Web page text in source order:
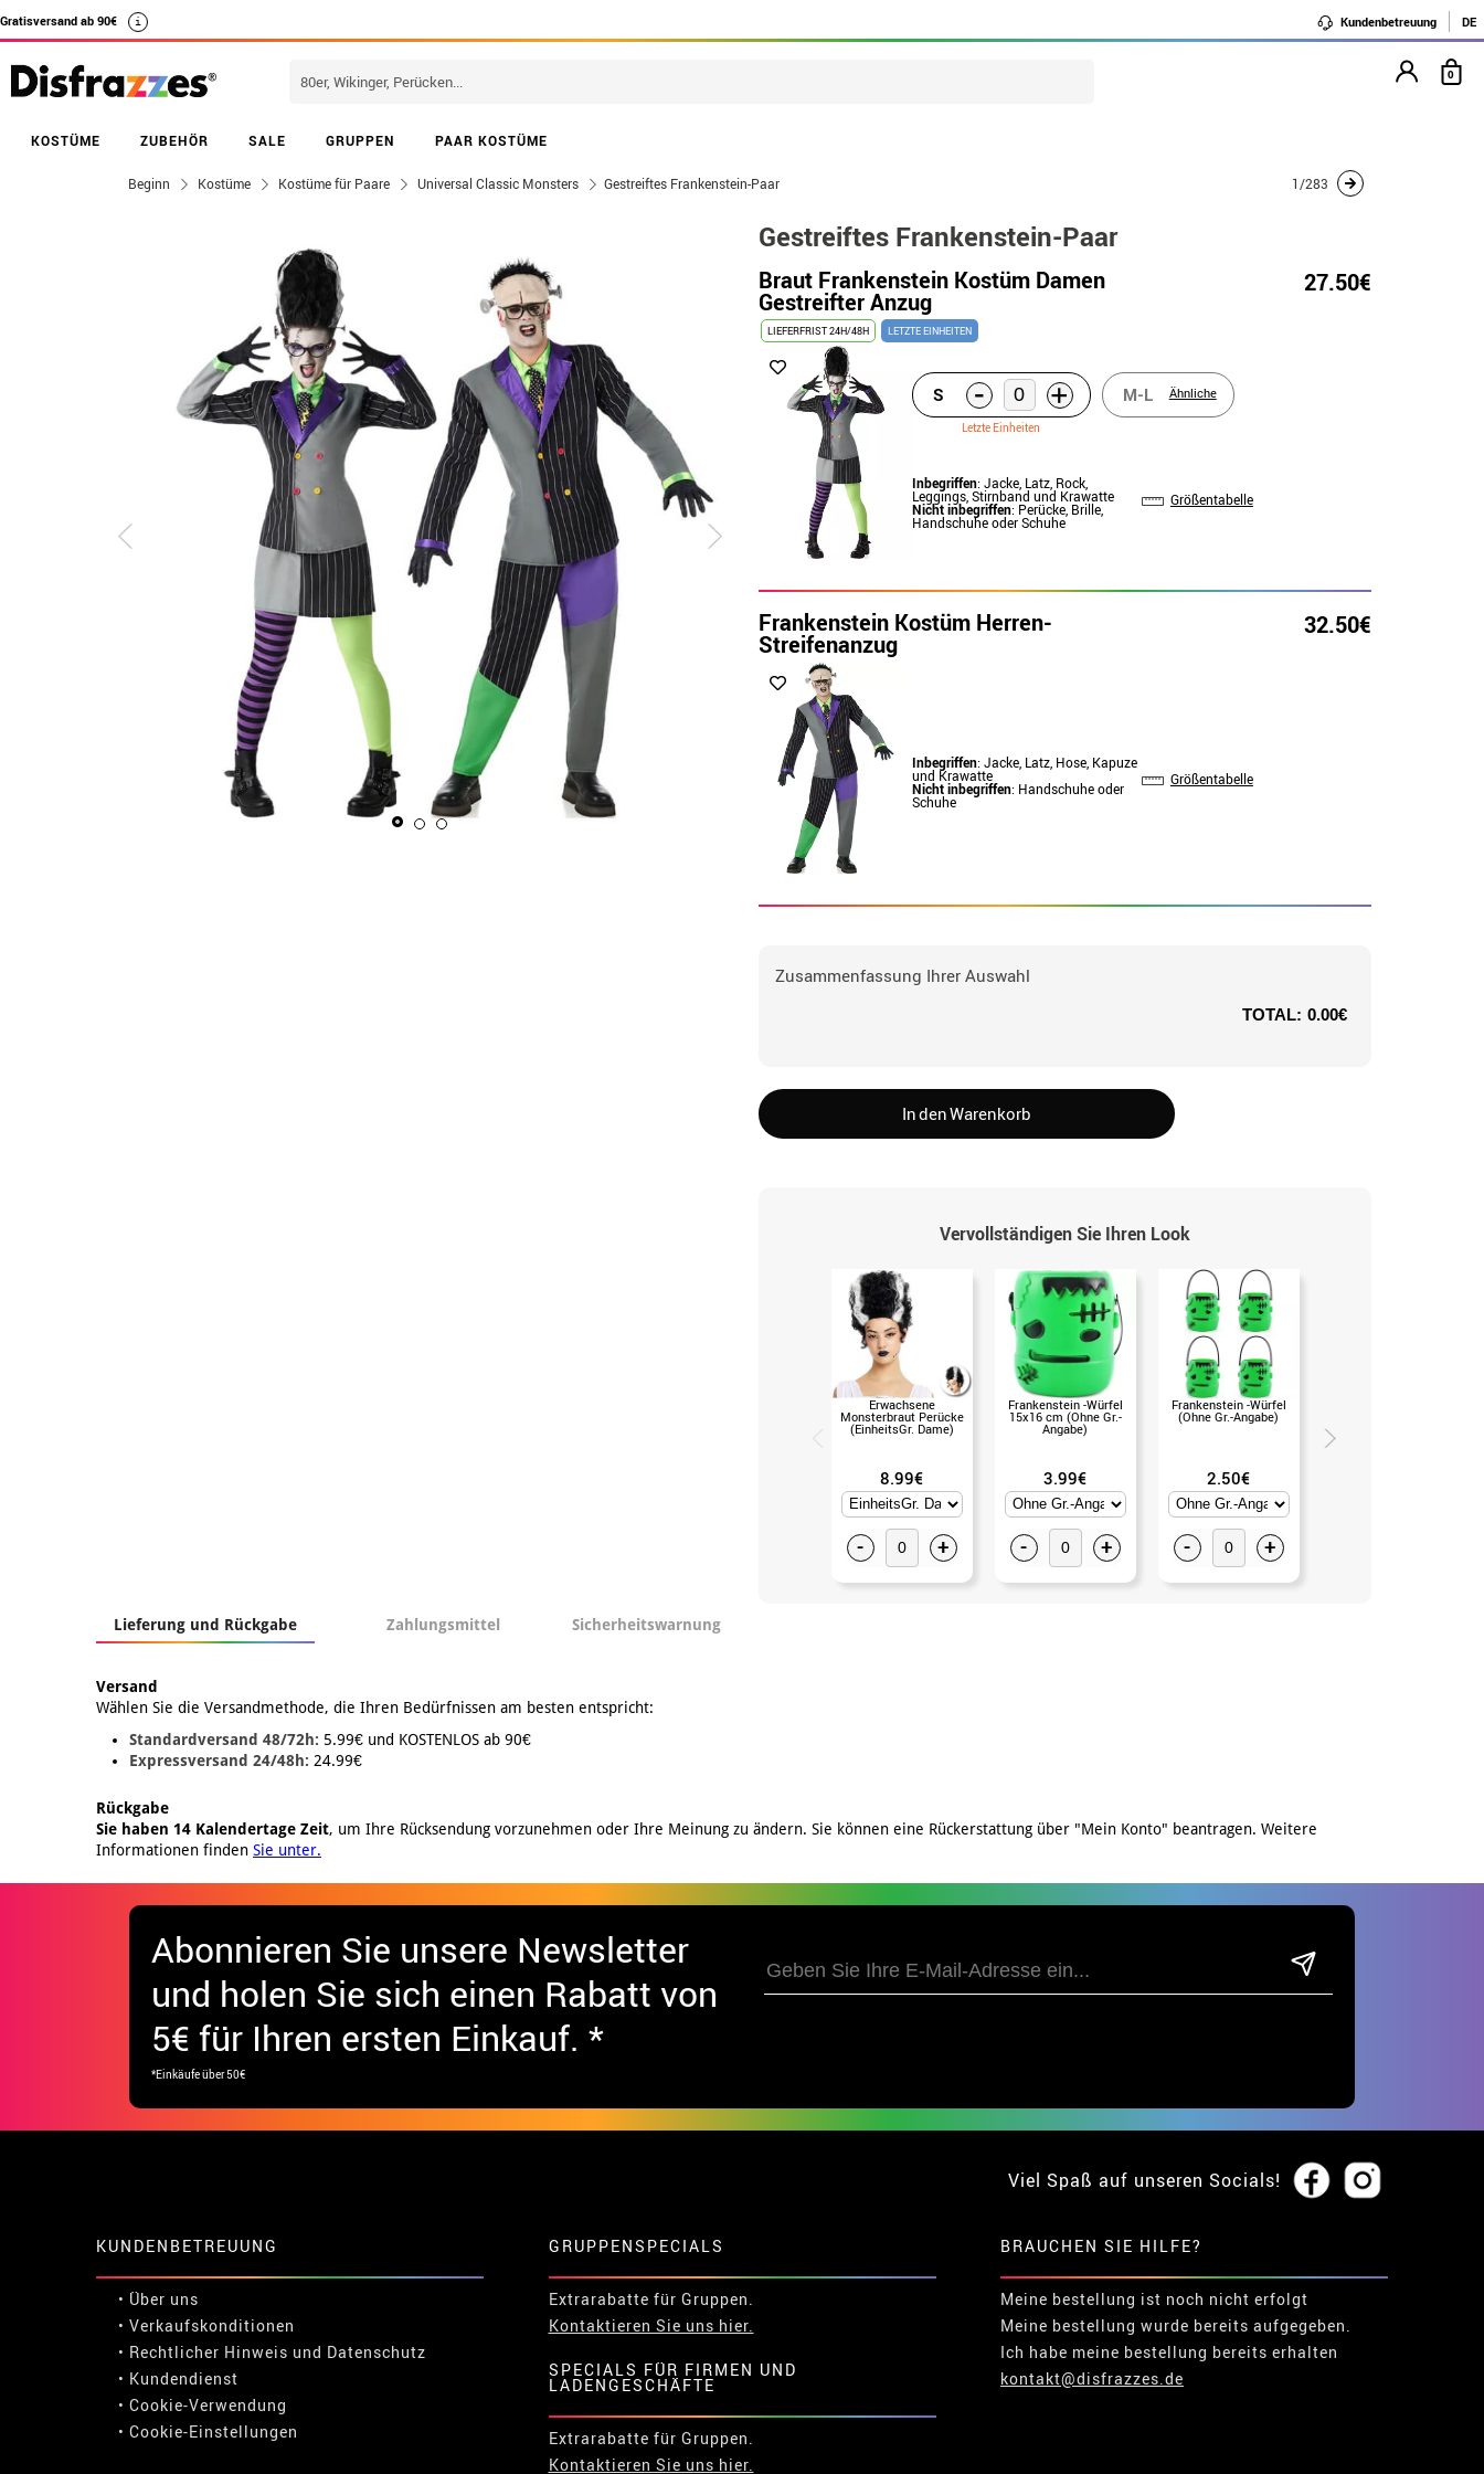
Gratisversand ab 90€ i Kundenbetreuung DE
KOSTÜME ZUBEHÖR SALE GRUPPEN PAAR KOSTÜME
0
Beginn Kostüme Kostüme für Paare Universal Classic Monsters Gestreiftes Frankenstein-Paar 1/283
Gestreiftes Frankenstein-Paar
Braut Frankenstein Kostüm Damen
Gestreifter Anzug
27.50€
LIEFERFRIST 24H/48H LETZTE EINHEITEN
S - +
Letzte Einheiten
M-L Ähnliche
Inbegriffen: Jacke, Latz, Rock,
Leggings, Stirnband und Krawatte
Nicht inbegriffen: Perücke, Brille,
Handschuhe oder Schuhe
Größentabelle
Frankenstein Kostüm Herren-
Streifenanzug
32.50€
Inbegriffen: Jacke, Latz, Hose, Kapuze
und Krawatte
Nicht inbegriffen: Handschuhe oder
Schuhe
Größentabelle
Zusammenfassung Ihrer Auswahl
TOTAL: 0.00€
In den Warenkorb
Vervollständigen Sie Ihren Look
Erwachsene
Monsterbraut Perücke
(EinheitsGr. Dame)
8.99€
- +
Frankenstein -Würfel
15x16 cm (Ohne Gr.-
Angabe)
3.99€
- +
Frankenstein -Würfel
(Ohne Gr.-Angabe)
2.50€
- +
Lieferung und Rückgabe Zahlungsmittel Sicherheitswarnung
Versand
Wählen Sie die Versandmethode, die Ihren Bedürfnissen am besten entspricht:
Standardversand 48/72h: 5.99€ und KOSTENLOS ab 90€
Expressversand 24/48h: 24.99€
Rückgabe
Sie haben 14 Kalendertage Zeit, um Ihre Rücksendung vorzunehmen oder Ihre Meinung zu ändern. Sie können eine Rückerstattung über "Mein Konto" beantragen. Weitere
Informationen finden Sie unter.
Abonnieren Sie unsere Newsletter
und holen Sie sich einen Rabatt von
5€ für Ihren ersten Einkauf. *
*Einkäufe über 50€
Viel Spaß auf unseren Socials!
KUNDENBETREUUNG
• Über uns
• Verkaufskonditionen
• Rechtlicher Hinweis und Datenschutz
• Kundendienst
• Cookie-Verwendung
• Cookie-Einstellungen
GRUPPENSPECIALS
Extrarabatte für Gruppen.
Kontaktieren Sie uns hier.
SPECIALS FÜR FIRMEN UND
LADENGESCHÄFTE
Extrarabatte für Gruppen.
Kontaktieren Sie uns hier.
BRAUCHEN SIE HILFE?
Meine bestellung ist noch nicht erfolgt
Meine bestellung wurde bereits aufgegeben.
Ich habe meine bestellung bereits erhalten
kontakt@disfrazzes.de